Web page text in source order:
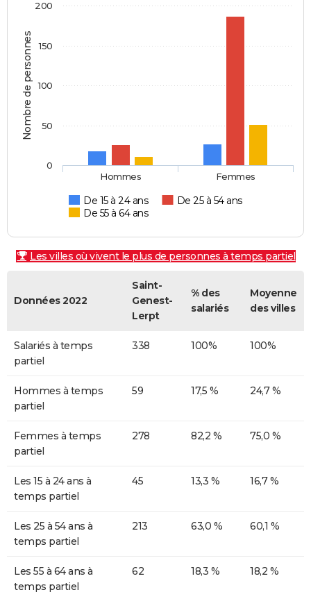
Nombre de personnes
De 15 à 24 ans
De 25 à 54 ans
De 55 à 64 ans
Hommes Femmes
0
50
100
150
200
Les villes où vivent le plus de personnes à temps partiel
Données 2022
Saint-
Genest-
Lerpt
% des
salariés
Moyenne
des villes
Salariés à temps
partiel
338 100% 100%
Hommes à temps
partiel
59 17,5 % 24,7 %
Femmes à temps
partiel
278 82,2 % 75,0 %
Les 15 à 24 ans à
temps partiel
45 13,3 % 16,7 %
Les 25 à 54 ans à
temps partiel
213 63,0 % 60,1 %
Les 55 à 64 ans à
temps partiel
62 18,3 % 18,2 %